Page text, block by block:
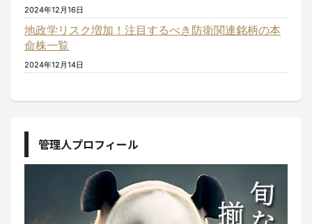
2024年12月16日
地政学リスク増加！注目するべき防衛関連銘柄の本
命株一覧
2024年12月14日
管理人プロフィール